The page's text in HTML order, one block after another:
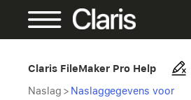
Claris FileMaker Pro Help
Naslag > Naslaggegevens voor